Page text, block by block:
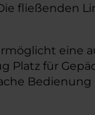
fließenden
eine
Platz für